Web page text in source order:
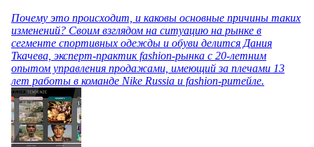
Почему это происходит, и каковы основные причины таких
изменений? Своим взглядом на ситуацию на рынке в
сегменте спортивных одежды и обуви делится Дания
Ткачева, эксперт-практик fashion-рынка с 20-летним
опытом управления продажами, имеющий за плечами 13
лет работы в команде Nike Russia и fashion-ритейле.